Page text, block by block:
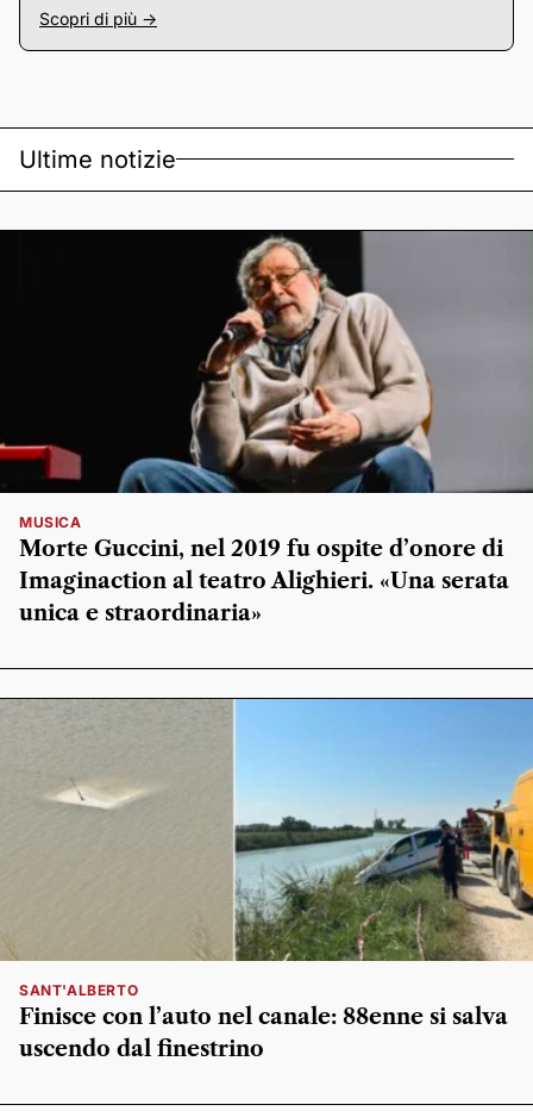
Scopri di più ->
Ultime notizie
MUSICA
Morte Guccini, nel 2019 fu ospite d’onore di
Imaginaction al teatro Alighieri. «Una serata
unica e straordinaria»
SANT'ALBERTO
Finisce con l’auto nel canale: 88enne si salva
uscendo dal finestrino